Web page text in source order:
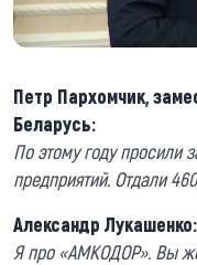
Петр Пархомчик,
Беларусь:
По этому году просили
предприятий. Отдали
Александр Лукашенко:
Я про «АМКОДОР». Вы